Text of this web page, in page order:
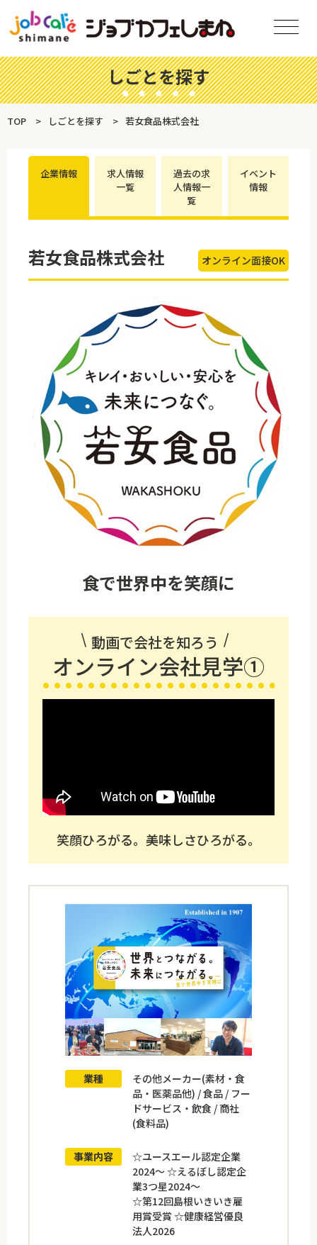
しごとを探す
TOP しごとを探す 若女食品株式会社
企業情報
求人情報
一覧
過去の求
人情報一
覧
イベント
情報
若女食品株式会社 オンライン面接OK
食で世界中を笑顔に
動画で会社を知ろう
オンライン会社見学①
笑顔ひろがる。美味しさひろがる。
業種
その他メーカー(素材・食
品・医薬品他) / 食品 / フー
ドサービス・飲食 / 商社
(食料品)
事業内容
☆ユースエール認定企業
2024～ ☆えるぼし認定企
業3つ星2024～
☆第12回島根いきいき雇
用賞受賞 ☆健康経営優良
法人2026